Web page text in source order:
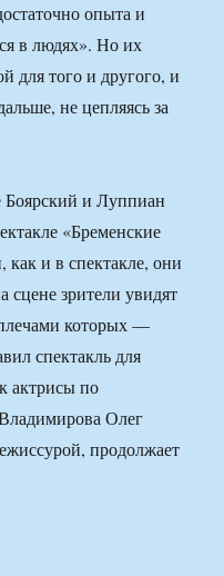
опыта и
в людях». Но их
для того и другого, и
не цепляясь за
Боярский и Луппиан
«Бременские
и в спектакле, они
сцене зрители увидят
которых —
спектакль для
актрисы по
Олег
продолжает